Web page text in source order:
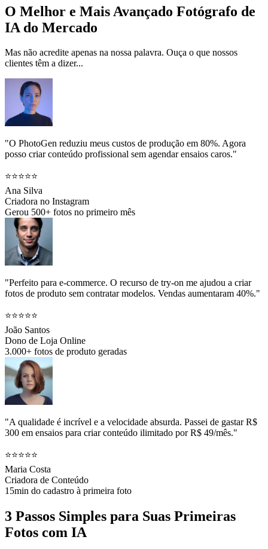
O Melhor e Mais Avançado Fotógrafo de
IA do Mercado
Mas não acredite apenas na nossa palavra. Ouça o que nossos
clientes têm a dizer...
"O PhotoGen reduziu meus custos de produção em 80%. Agora
posso criar conteúdo profissional sem agendar ensaios caros."
⭐⭐⭐⭐⭐
Ana Silva
Criadora no Instagram
Gerou 500+ fotos no primeiro mês
"Perfeito para e-commerce. O recurso de try-on me ajudou a criar
fotos de produto sem contratar modelos. Vendas aumentaram 40%."
⭐⭐⭐⭐⭐
João Santos
Dono de Loja Online
3.000+ fotos de produto geradas
"A qualidade é incrível e a velocidade absurda. Passei de gastar R$
300 em ensaios para criar conteúdo ilimitado por R$ 49/mês."
⭐⭐⭐⭐⭐
Maria Costa
Criadora de Conteúdo
15min do cadastro à primeira foto
3 Passos Simples para Suas Primeiras
Fotos com IA